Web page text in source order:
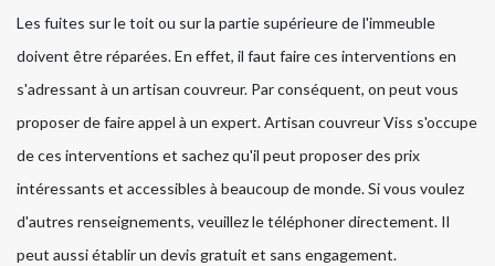
Les fuites sur le toit ou sur la partie supérieure de l'immeuble
doivent être réparées. En effet, il faut faire ces interventions en
s'adressant à un artisan couvreur. Par conséquent, on peut vous
proposer de faire appel à un expert. Artisan couvreur Viss s'occupe
de ces interventions et sachez qu'il peut proposer des prix
intéressants et accessibles à beaucoup de monde. Si vous voulez
d'autres renseignements, veuillez le téléphoner directement. Il
peut aussi établir un devis gratuit et sans engagement.